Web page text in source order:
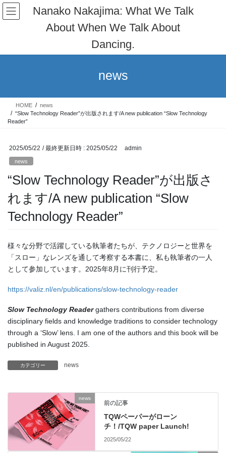
コ
ン
プ
ナ
ビ
動
Nanako Nakajima: What We Talk
About When We Talk About
Dancing.
news
HOME
news
“Slow Technology Reader”が出版されます/A new publication “Slow Technology
Reader”
2025/05/22 / 最終更新日時 : 2025/05/22 admin
news
“Slow Technology Reader”が出版さ
れます/A new publication “Slow
Technology Reader”
様々な分野で活躍している執筆者たちが、テクノロジーと世界を
「スロー」なレンズを通して考察する本書に、私も執筆者の一人
として参加しています。2025年8月に刊行予定。
https://valiz.nl/en/publications/slow-technology-reader
Slow Technology Readergathers contributions from diverse
disciplinary fields and knowledge traditions to consider technology
through a ‘Slow’ lens. I am one of the authors and this book will be
published in August 2025.
カテゴリー news
news
前の記事
TQWペーパーがローン
チ！/TQW paper Launch!
2025/05/22